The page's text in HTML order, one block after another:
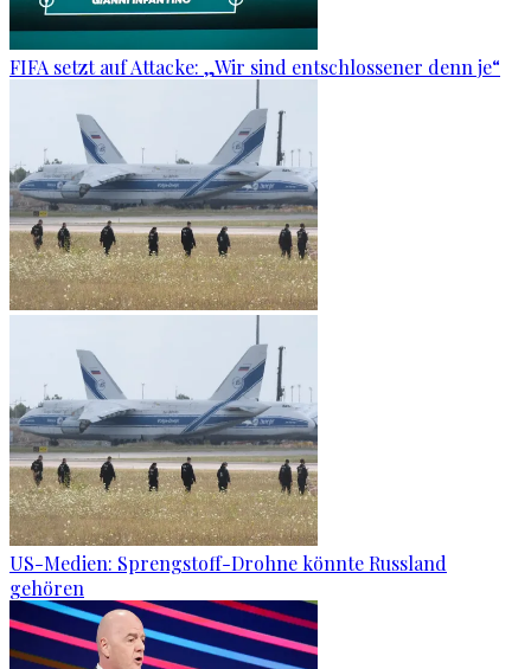
FIFA setzt auf Attacke: „Wir sind entschlossener denn je“
US-Medien: Sprengstoff-Drohne könnte Russland
gehören